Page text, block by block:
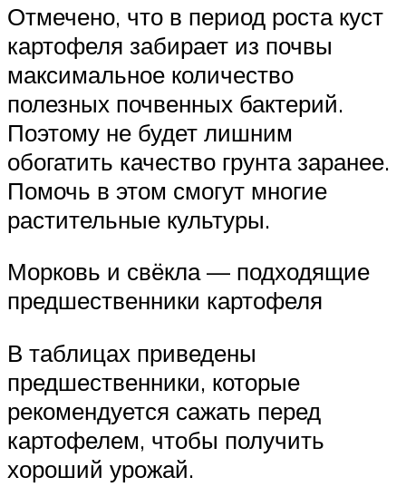
Отмечено, что в период роста куст
картофеля забирает из почвы
максимальное количество
полезных почвенных бактерий.
Поэтому не будет лишним
обогатить качество грунта заранее.
Помочь в этом смогут многие
растительные культуры.
Морковь и свёкла — подходящие
предшественники картофеля
В таблицах приведены
предшественники, которые
рекомендуется сажать перед
картофелем, чтобы получить
хороший урожай.